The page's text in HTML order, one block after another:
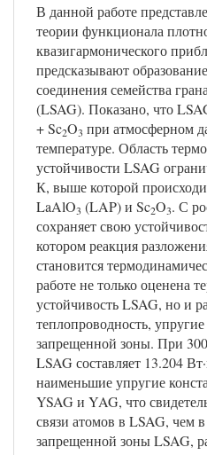
В данной работе
теории функционала
квазигармонического
предсказывают
соединения семейства
(LSAG). Показано, что
+ Sc2O3 при атмосферном
температуре. Область
устойчивости LSAG
К, выше которой
LaAlO3 (LAP) и Sc2O3. С
сохраняет свою
котором реакция
становится
работе не только оценена
устойчивость LSAG, но и
теплопроводность,
запрещенной зоны. При
LSAG составляет 13.204
наименьшие упругие
YSAG и YAG, что
связи атомов в LSAG,
запрещенной зоны LSAG,